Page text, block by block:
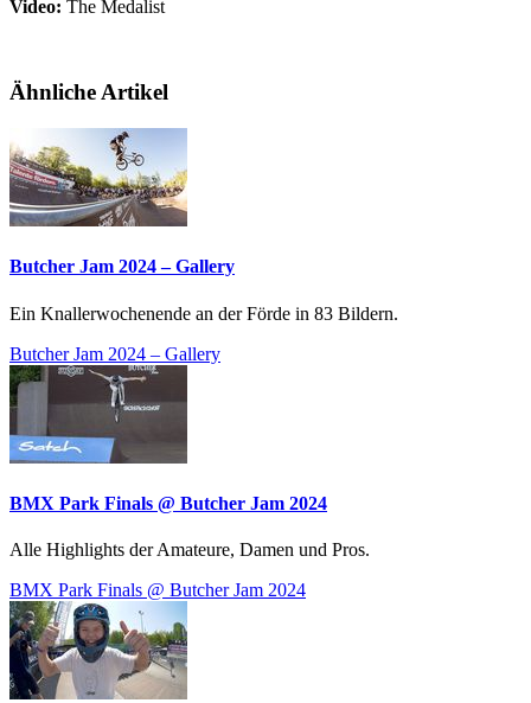
Video: The Medalist
Ähnliche Artikel
Butcher Jam 2024 – Gallery
Ein Knallerwochenende an der Förde in 83 Bildern.
Butcher Jam 2024 – Gallery
BMX Park Finals @ Butcher Jam 2024
Alle Highlights der Amateure, Damen und Pros.
BMX Park Finals @ Butcher Jam 2024